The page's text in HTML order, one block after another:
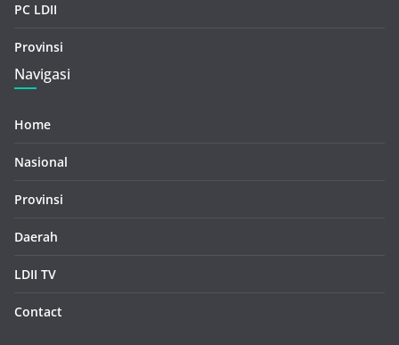
PC LDII
Provinsi
Navigasi
Home
Nasional
Provinsi
Daerah
LDII TV
Contact